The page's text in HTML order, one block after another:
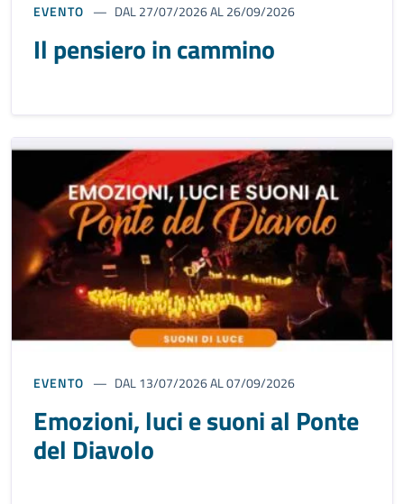
EVENTO DAL 27/07/2026 AL 26/09/2026
Il pensiero in cammino
EVENTO DAL 13/07/2026 AL 07/09/2026
Emozioni, luci e suoni al Ponte
del Diavolo